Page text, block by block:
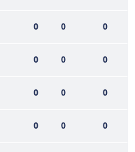
0 0 0
0 0 0
0 0 0
0 0 0